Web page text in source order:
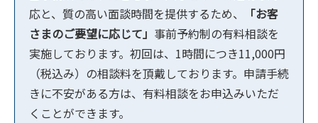
応と、質の高い面談時間を提供するため、
「お客
さまのご要望に応じて」 事前予約制の有料相談を
実施しております。初回は、1時間につき11,000円
（税込み）の相談料を頂戴しております。申請手続
きに不安がある方は、有料相談をお申込みいただ
くことができます。